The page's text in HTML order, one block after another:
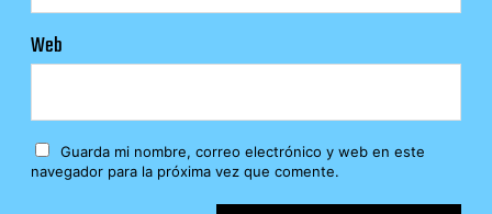
Web
Guarda mi nombre, correo electrónico y web en este
navegador para la próxima vez que comente.